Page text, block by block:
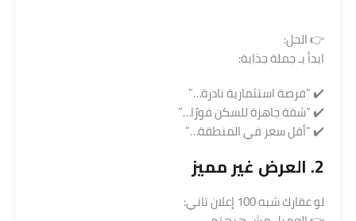
👉 الحل:
ابدأ بـ جملة جذابة:
✔️ “فرصة استثمارية نادرة…”
✔️ “شقة جاهزة للسكن فورًا…”
✔️ “أقل سعر في المنطقة…”
2. العرض غير مميز
لو عقارك شبه 100 إعلان تاني: